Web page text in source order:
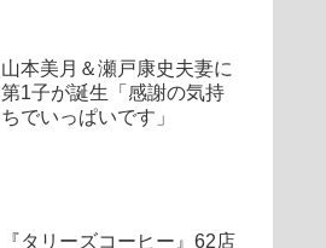
山本美月＆瀬戸康史夫妻に
第1子が誕生「感謝の気持
ちでいっぱいです」
『タリーズコーヒー』62店